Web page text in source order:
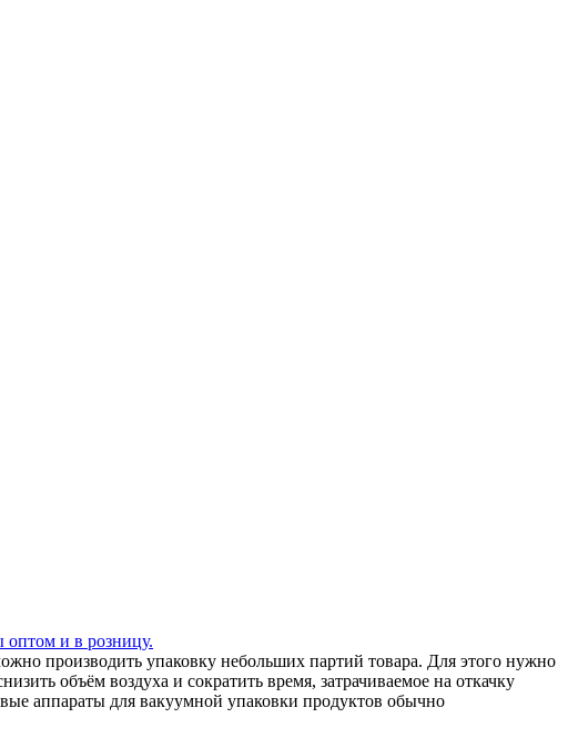
оптом и в розницу.
производить упаковку небольших партий товара. Для этого нужно
объём воздуха и сократить время, затрачиваемое на откачку
аппараты для вакуумной упаковки продуктов обычно